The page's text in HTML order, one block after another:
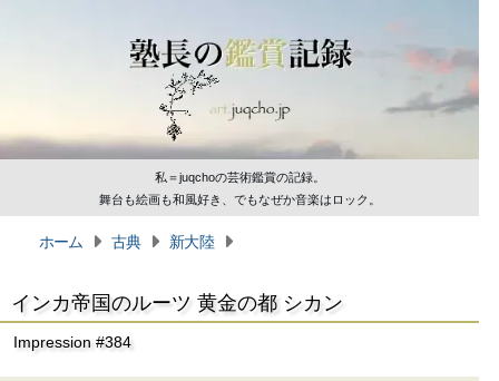
私＝juqchoの芸術鑑賞の記録。
舞台も絵画も和風好き、でもなぜか音楽はロック。
ホーム 古典 新大陸
インカ帝国のルーツ 黄金の都 シカン
Impression #384